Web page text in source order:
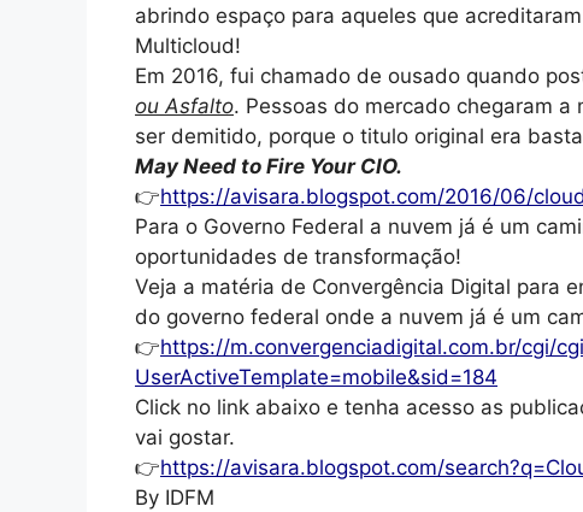
abrindo espaço para aqueles que
Multicloud!
Em 2016, fui chamado de ousado quando
ou Asfalto. Pessoas do mercado chegaram
ser demitido, porque o titulo original era
May Need to Fire Your CIO.
👉https://avisara.blogspot.com/2016/06/
Para o Governo Federal a nuvem já é um
oportunidades de transformação!
Veja a matéria de Convergência Digital para
do governo federal onde a nuvem já é um
👉https://m.convergenciadigital.com.br/cgi/
UserActiveTemplate=mobile&sid=184
Click no link abaixo e tenha acesso as
vai gostar.
👉https://avisara.blogspot.com/
By IDFM